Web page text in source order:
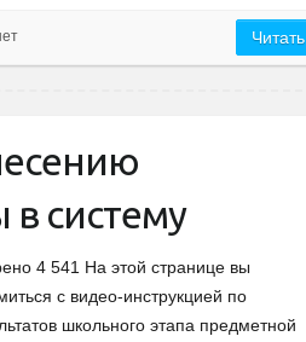
Читать
в систему
4 541 На этой странице вы
с видео-инструкцией по
школьного этапа предметной